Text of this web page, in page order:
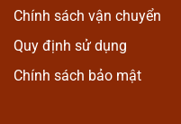
Chính sách vận chuyển
Quy định sử dụng
Chính sách bảo mật